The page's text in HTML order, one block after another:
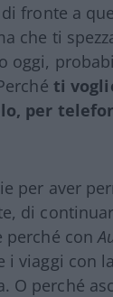
fronte a
che ti
oggi,
ti
per
per aver
di
perché con
viaggi con
O perché